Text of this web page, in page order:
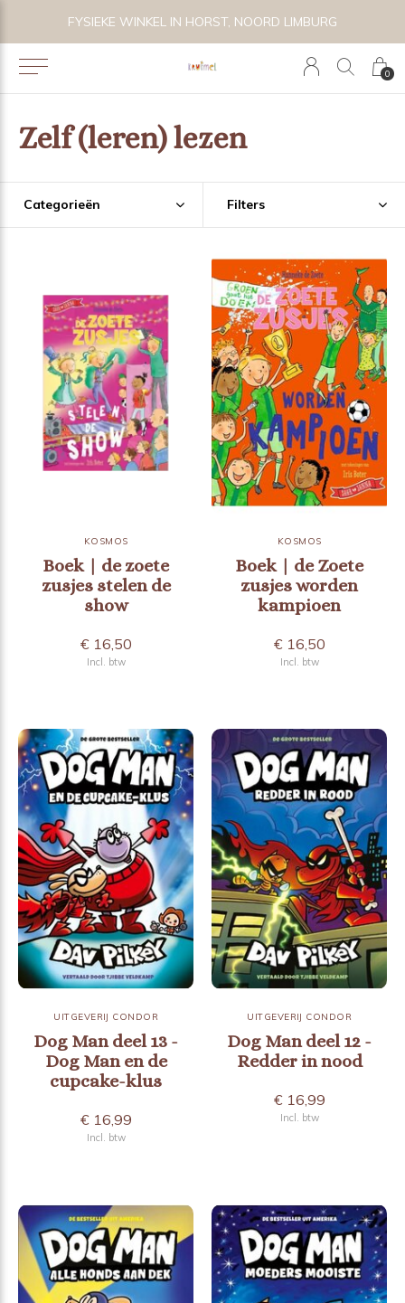
0
VOLG KRUIMEL VIA INSTAGRAM @KRUIMELKIDSBOUTIQUE
Zelf (leren) lezen
Categorieën Filters
KOSMOS
Boek | de zoete
zusjes stelen de
show
€ 16,50
Incl. btw
KOSMOS
Boek | de Zoete
zusjes worden
kampioen
€ 16,50
Incl. btw
UITGEVERIJ CONDOR
Dog Man deel 13 -
Dog Man en de
cupcake-klus
€ 16,99
Incl. btw
UITGEVERIJ CONDOR
Dog Man deel 12 -
Redder in nood
€ 16,99
Incl. btw